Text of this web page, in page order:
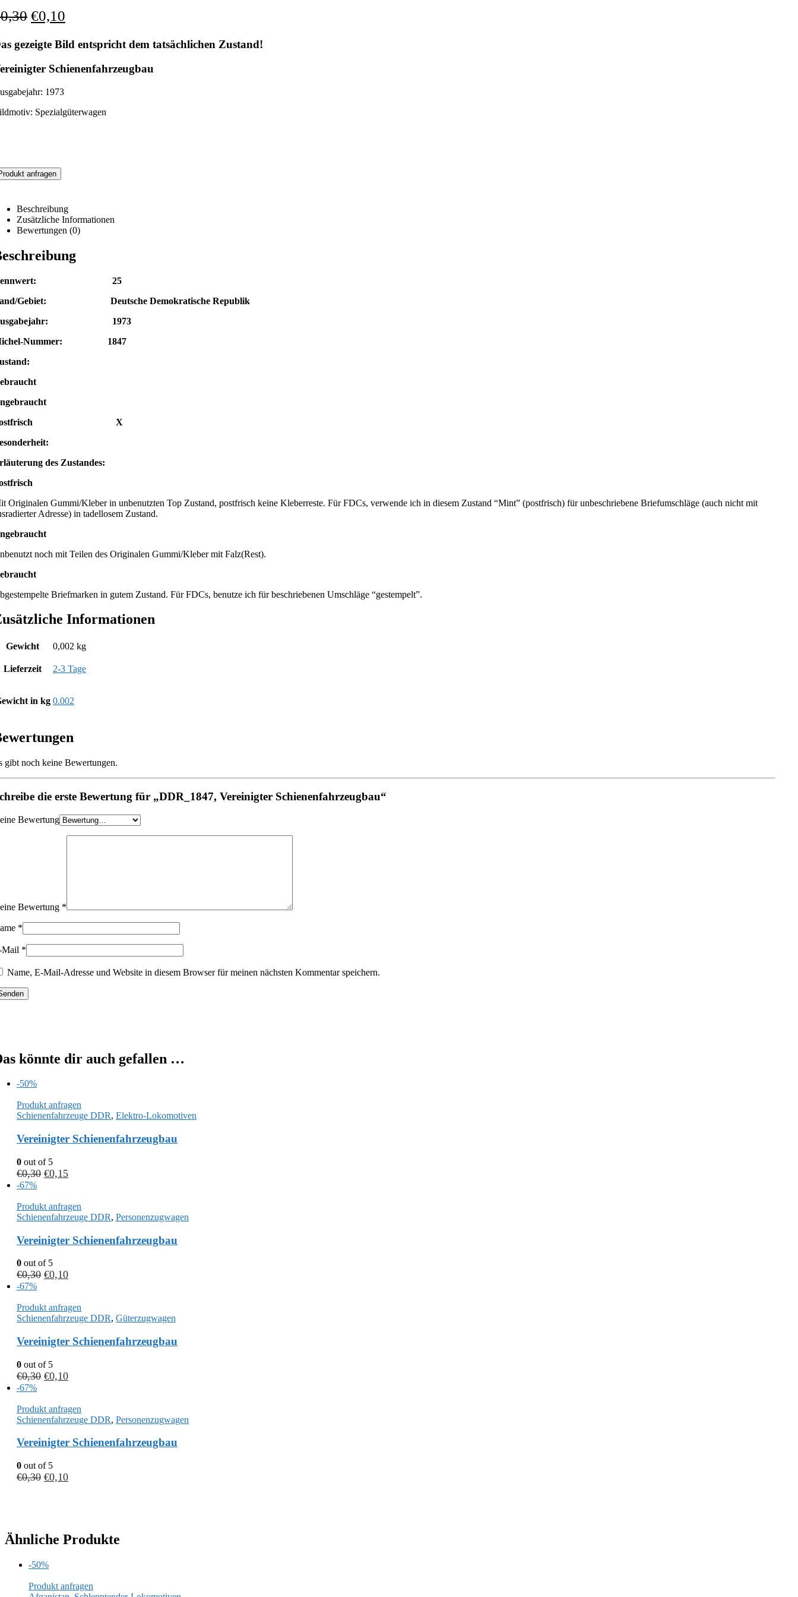
0,30 €0,10
gezeigte Bild entspricht dem tatsächlichen Zustand!
Schienenfahrzeugbau
1973
Spezialgüterwagen
anfragen
Beschreibung
Zusätzliche Informationen
Bewertungen (0)
25
Gebiet: Deutsche Demokratische Republik
1973
Nummer: 1847
X
des Zustandes:
Originalen Gummi/Kleber in unbenutzten Top Zustand, postfrisch keine Kleberreste. Für FDCs, verwende ich in diesem Zustand “Mint” (postfrisch) für unbeschriebene Briefumschläge (auch nicht mit
Adresse) in tadellosem Zustand.
noch mit Teilen des Originalen Gummi/Kleber mit Falz(Rest).
Briefmarken in gutem Zustand. Für FDCs, benutze ich für beschriebenen Umschläge “gestempelt”.
Informationen
Gewicht 0,002 kg
Lieferzeit 2-3 Tage
in kg 0.002
gibt noch keine Bewertungen.
die erste Bewertung für „DDR_1847, Vereinigter Schienenfahrzeugbau“
Bewertung
Bewertung *
*
Mail *
Name, E-Mail-Adresse und Website in diesem Browser für meinen nächsten Kommentar speichern.
könnte dir auch gefallen …
-50%
Produkt anfragen
Schienenfahrzeuge DDR, Elektro-Lokomotiven
Vereinigter Schienenfahrzeugbau
0 out of 5
€0,30 €0,15
-67%
Produkt anfragen
Schienenfahrzeuge DDR, Personenzugwagen
Vereinigter Schienenfahrzeugbau
0 out of 5
€0,30 €0,10
-67%
Produkt anfragen
Schienenfahrzeuge DDR, Güterzugwagen
Vereinigter Schienenfahrzeugbau
0 out of 5
€0,30 €0,10
-67%
Produkt anfragen
Schienenfahrzeuge DDR, Personenzugwagen
Vereinigter Schienenfahrzeugbau
0 out of 5
€0,30 €0,10
Ähnliche Produkte
-50%
Produkt anfragen